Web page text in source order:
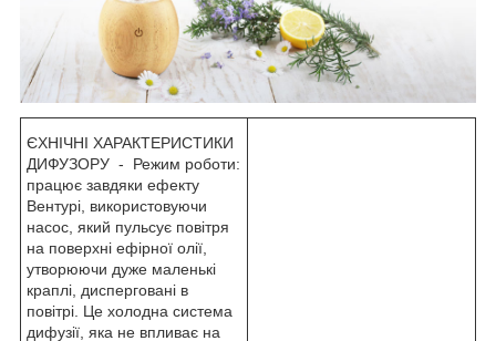
ЄХНІЧНІ ХАРАКТЕРИСТИКИ
ДИФУЗОРУ - Режим роботи:
працює завдяки ефекту
Вентурі, використовуючи
насос, який пульсує повітря
на поверхні ефірної олії,
утворюючи дуже маленькі
краплі, дисперговані в
повітрі. Це холодна система
дифузії, яка не впливає на